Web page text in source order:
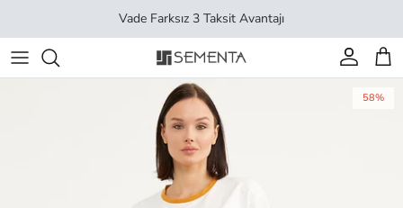
Vade Farksız 3 Taksit Avantajı
Hesap
58%